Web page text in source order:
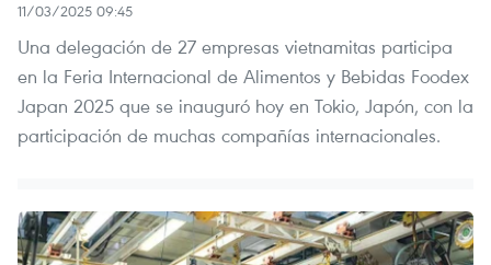
11/03/2025 09:45
Una delegación de 27 empresas vietnamitas participa
en la Feria Internacional de Alimentos y Bebidas Foodex
Japan 2025 que se inauguró hoy en Tokio, Japón, con la
participación de muchas compañías internacionales.